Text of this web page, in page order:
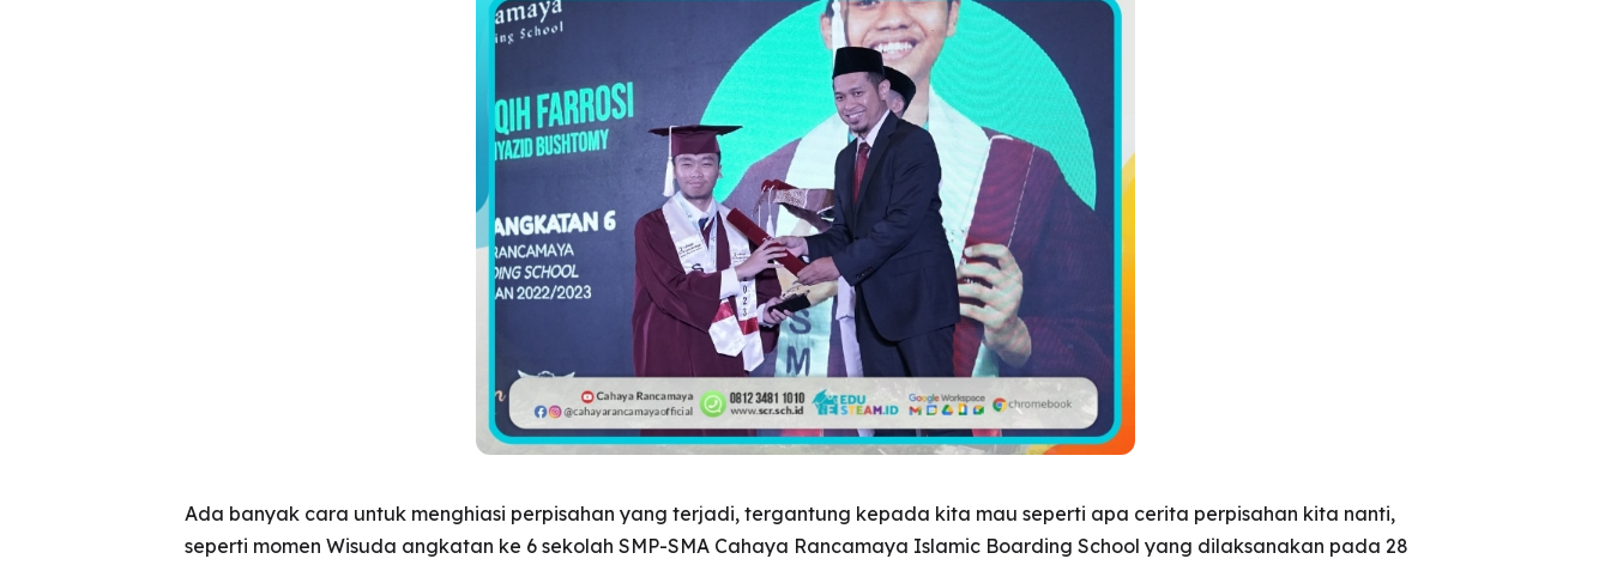
Ada banyak cara untuk menghiasi perpisahan yang terjadi, tergantung kepada kita mau seperti apa cerita perpisahan kita nanti,
seperti momen Wisuda angkatan ke 6 sekolah SMP-SMA Cahaya Rancamaya Islamic Boarding School yang dilaksanakan pada 28